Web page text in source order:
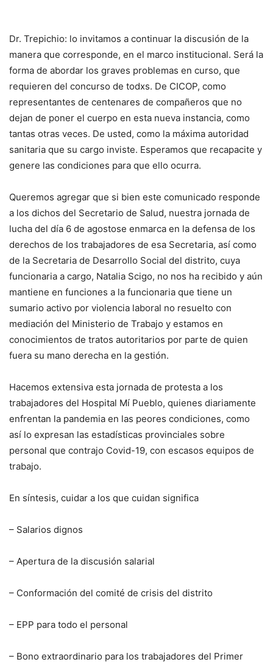
Dr. Trepichio: lo invitamos a continuar la discusión de la
manera que corresponde, en el marco institucional. Será la
forma de abordar los graves problemas en curso, que
requieren del concurso de todxs. De CICOP, como
representantes de centenares de compañeros que no
dejan de poner el cuerpo en esta nueva instancia, como
tantas otras veces. De usted, como la máxima autoridad
sanitaria que su cargo inviste. Esperamos que recapacite y
genere las condiciones para que ello ocurra.
Queremos agregar que si bien este comunicado responde
a los dichos del Secretario de Salud, nuestra jornada de
lucha del día 6 de agostose enmarca en la defensa de los
derechos de los trabajadores de esa Secretaria, así como
de la Secretaria de Desarrollo Social del distrito, cuya
funcionaria a cargo, Natalia Scigo, no nos ha recibido y aún
mantiene en funciones a la funcionaria que tiene un
sumario activo por violencia laboral no resuelto con
mediación del Ministerio de Trabajo y estamos en
conocimientos de tratos autoritarios por parte de quien
fuera su mano derecha en la gestión.
Hacemos extensiva esta jornada de protesta a los
trabajadores del Hospital Mí Pueblo, quienes diariamente
enfrentan la pandemia en las peores condiciones, como
así lo expresan las estadísticas provinciales sobre
personal que contrajo Covid-19, con escasos equipos de
trabajo.
En síntesis, cuidar a los que cuidan significa
– Salarios dignos
– Apertura de la discusión salarial
– Conformación del comité de crisis del distrito
– EPP para todo el personal
– Bono extraordinario para los trabajadores del Primer